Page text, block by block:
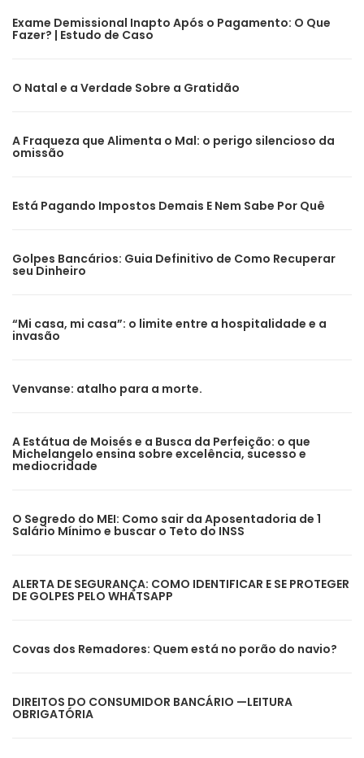
Exame Demissional Inapto Após o Pagamento: O Que
Fazer? | Estudo de Caso
O Natal e a Verdade Sobre a Gratidão
A Fraqueza que Alimenta o Mal: o perigo silencioso da
omissão
Está Pagando Impostos Demais E Nem Sabe Por Quê
Golpes Bancários: Guia Definitivo de Como Recuperar
seu Dinheiro
“Mi casa, mi casa”: o limite entre a hospitalidade e a
invasão
Venvanse: atalho para a morte.
A Estátua de Moisés e a Busca da Perfeição: o que
Michelangelo ensina sobre excelência, sucesso e
mediocridade
O Segredo do MEI: Como sair da Aposentadoria de 1
Salário Mínimo e buscar o Teto do INSS
ALERTA DE SEGURANÇA: COMO IDENTIFICAR E SE PROTEGER
DE GOLPES PELO WHATSAPP
Covas dos Remadores: Quem está no porão do navio?
DIREITOS DO CONSUMIDOR BANCÁRIO —LEITURA
OBRIGATÓRIA